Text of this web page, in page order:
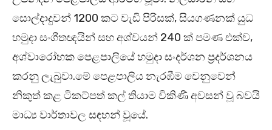
සොල්දාදුවන් 1200 කට වැඩි පිරිසක්, සියගණනක් යුධ
හමුදා සංගීතඥයින් සහ අශ්වයන් 240 ක් පමණ එක්ව,
අශ්වාරෝහක පෙළපාලියේ හමුදා සංදර්ශන ප්‍රදර්ශනය
කරනු ලැබුවා.මේ පෙළපාලිය නැරඹීම වෙනුවෙන්
නිකුත් කළ ටිකට්පත් කල් තියාම විකිණී අවසන් වූ බවයි
මාධ්‍ය වාර්තාවල සඳහන් වූයේ.